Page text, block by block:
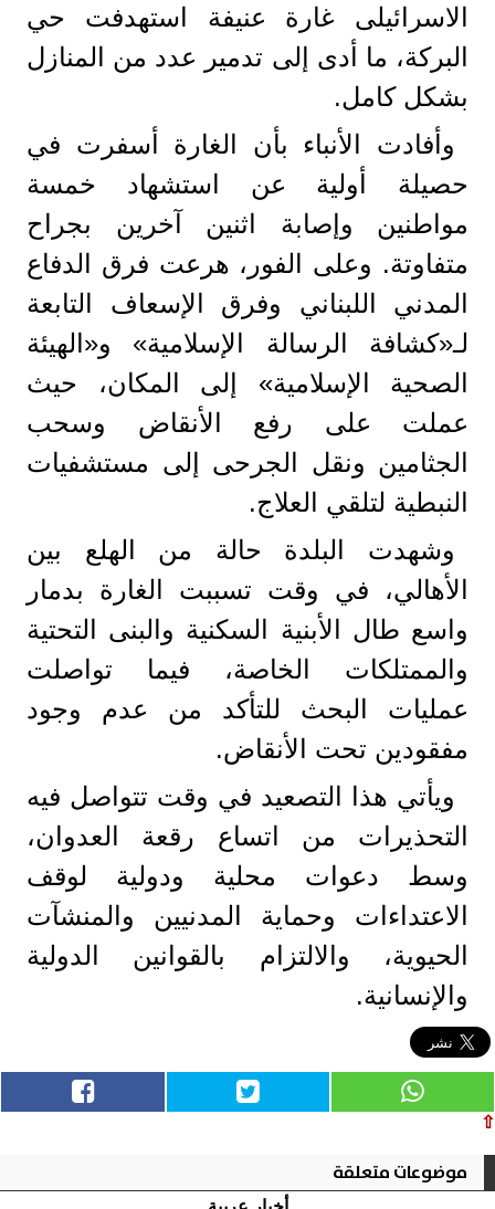
الاسرائيلى غارة عنيفة استهدفت حي
البركة، ما أدى إلى تدمير عدد من المنازل
بشكل كامل.
وأفادت الأنباء بأن الغارة أسفرت في
حصيلة أولية عن استشهاد خمسة
مواطنين وإصابة اثنين آخرين بجراح
متفاوتة. وعلى الفور، هرعت فرق الدفاع
المدني اللبناني وفرق الإسعاف التابعة
لـ«كشافة الرسالة الإسلامية» و«الهيئة
الصحية الإسلامية» إلى المكان، حيث
عملت على رفع الأنقاض وسحب
الجثامين ونقل الجرحى إلى مستشفيات
النبطية لتلقي العلاج.
وشهدت البلدة حالة من الهلع بين
الأهالي، في وقت تسببت الغارة بدمار
واسع طال الأبنية السكنية والبنى التحتية
والممتلكات الخاصة، فيما تواصلت
عمليات البحث للتأكد من عدم وجود
مفقودين تحت الأنقاض.
ويأتي هذا التصعيد في وقت تتواصل فيه
التحذيرات من اتساع رقعة العدوان،
وسط دعوات محلية ودولية لوقف
الاعتداءات وحماية المدنيين والمنشآت
الحيوية، والالتزام بالقوانين الدولية
والإنسانية.
⇧
موضوعات متعلقة